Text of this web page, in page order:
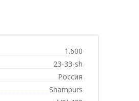
1.600
23-33-sh
Россия
Shampurs